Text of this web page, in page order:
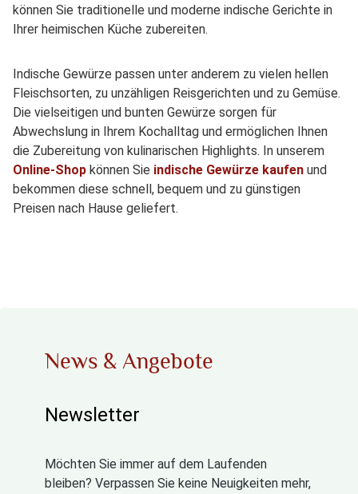
können Sie traditionelle und moderne indische Gerichte in
Ihrer heimischen Küche zubereiten.
Indische Gewürze passen unter anderem zu vielen hellen
Fleischsorten, zu unzähligen Reisgerichten und zu Gemüse.
Die vielseitigen und bunten Gewürze sorgen für
Abwechslung in Ihrem Kochalltag und ermöglichen Ihnen
die Zubereitung von kulinarischen Highlights. In unserem
Online-Shop können Sie indische Gewürze kaufen und
bekommen diese schnell, bequem und zu günstigen
Preisen nach Hause geliefert.
News & Angebote
Newsletter
Möchten Sie immer auf dem Laufenden
bleiben? Verpassen Sie keine Neuigkeiten mehr,